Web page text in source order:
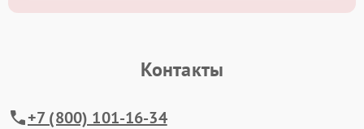
Контакты
+7 (800) 101-16-34